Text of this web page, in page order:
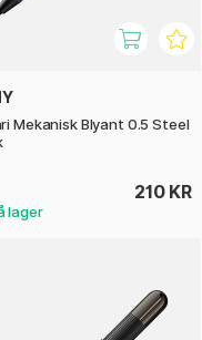
Mekanisk Blyant 0.5 Steel
210 KR